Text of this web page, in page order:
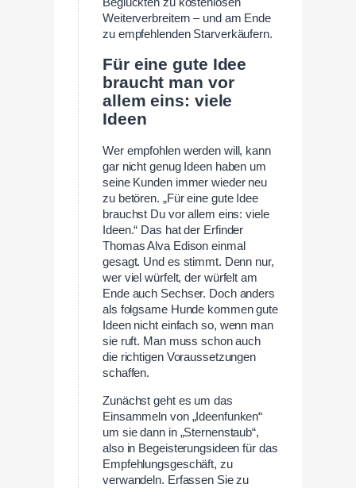
Weiterverbreitern – und am Ende
zu empfehlenden Starverkäufern.
Für eine gute Idee
braucht man vor
allem eins: viele
Ideen
Wer empfohlen werden will, kann
gar nicht genug Ideen haben um
seine Kunden immer wieder neu
zu betören. „Für eine gute Idee
brauchst Du vor allem eins: viele
Ideen.“ Das hat der Erfinder
Thomas Alva Edison einmal
gesagt. Und es stimmt. Denn nur,
wer viel würfelt, der würfelt am
Ende auch Sechser. Doch anders
als folgsame Hunde kommen gute
Ideen nicht einfach so, wenn man
sie ruft. Man muss schon auch
die richtigen Voraussetzungen
schaffen.
Zunächst geht es um das
Einsammeln von „Ideenfunken“
um sie dann in „Sternenstaub“,
also in Begeisterungsideen für das
Empfehlungsgeschäft, zu
verwandeln. Erfassen Sie zu